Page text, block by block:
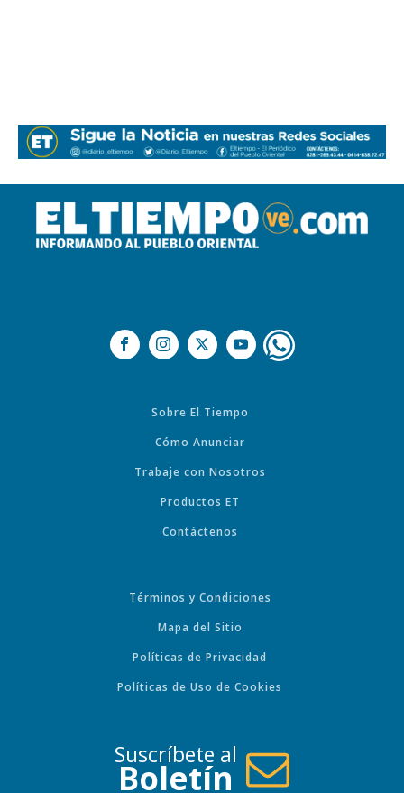
Sobre El Tiempo
Cómo Anunciar
Trabaje con Nosotros
Productos ET
Contáctenos
Términos y Condiciones
Mapa del Sitio
Políticas de Privacidad
Políticas de Uso de Cookies
Suscríbete al
Boletín